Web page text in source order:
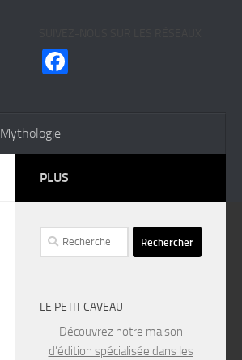
Mythologie
PLUS
Rechercher :
LE PETIT CAVEAU
Découvrez notre maison
d’édition spécialisée dans les